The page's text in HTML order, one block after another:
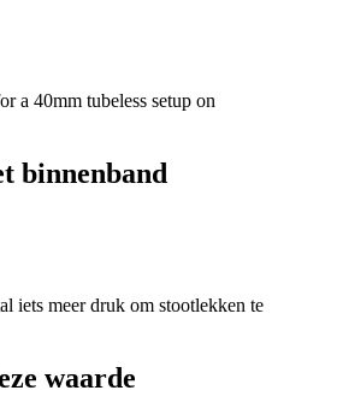
a 40mm tubeless setup on
binnenband
iets meer druk om stootlekken te
waarde